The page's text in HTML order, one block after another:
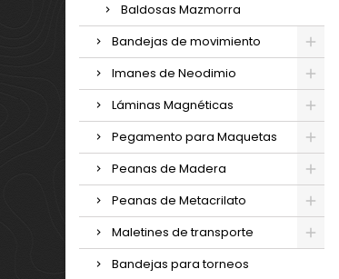
Baldosas Mazmorra
Bandejas de movimiento
Imanes de Neodimio
Láminas Magnéticas
Pegamento para Maquetas
Peanas de Madera
Peanas de Metacrilato
Maletines de transporte
Bandejas para torneos